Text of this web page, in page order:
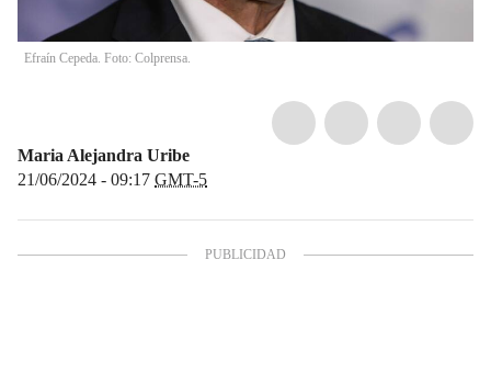
Efraín Cepeda. Foto: Colprensa.
Maria Alejandra Uribe
21/06/2024 - 09:17 GMT-5